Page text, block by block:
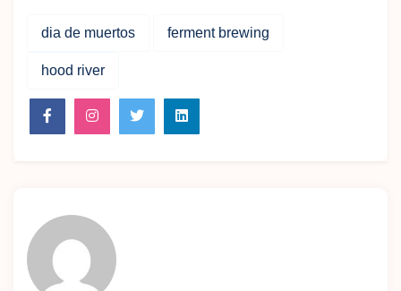
dia de muertos ferment brewing
hood river